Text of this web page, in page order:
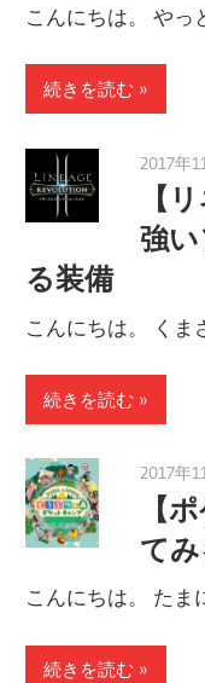
こんにちは。 やっ
続きを読む
2017年
【
強
る装備
こんにちは。 く
続きを読む
2017年
【
てみ
こんにちは。 たま
続きを読む